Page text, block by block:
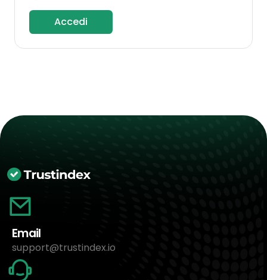
Accedi
Email
support@trustindex.io